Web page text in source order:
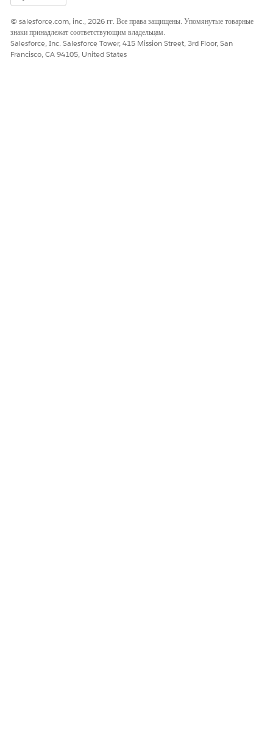
© salesforce.com, inc., 2026 гг. Все права защищены. Упомянутые товарные
знаки принадлежат соответствующим владельцам.
Salesforce, Inc. Salesforce Tower, 415 Mission Street, 3rd Floor, San
Francisco, CA 94105, United States